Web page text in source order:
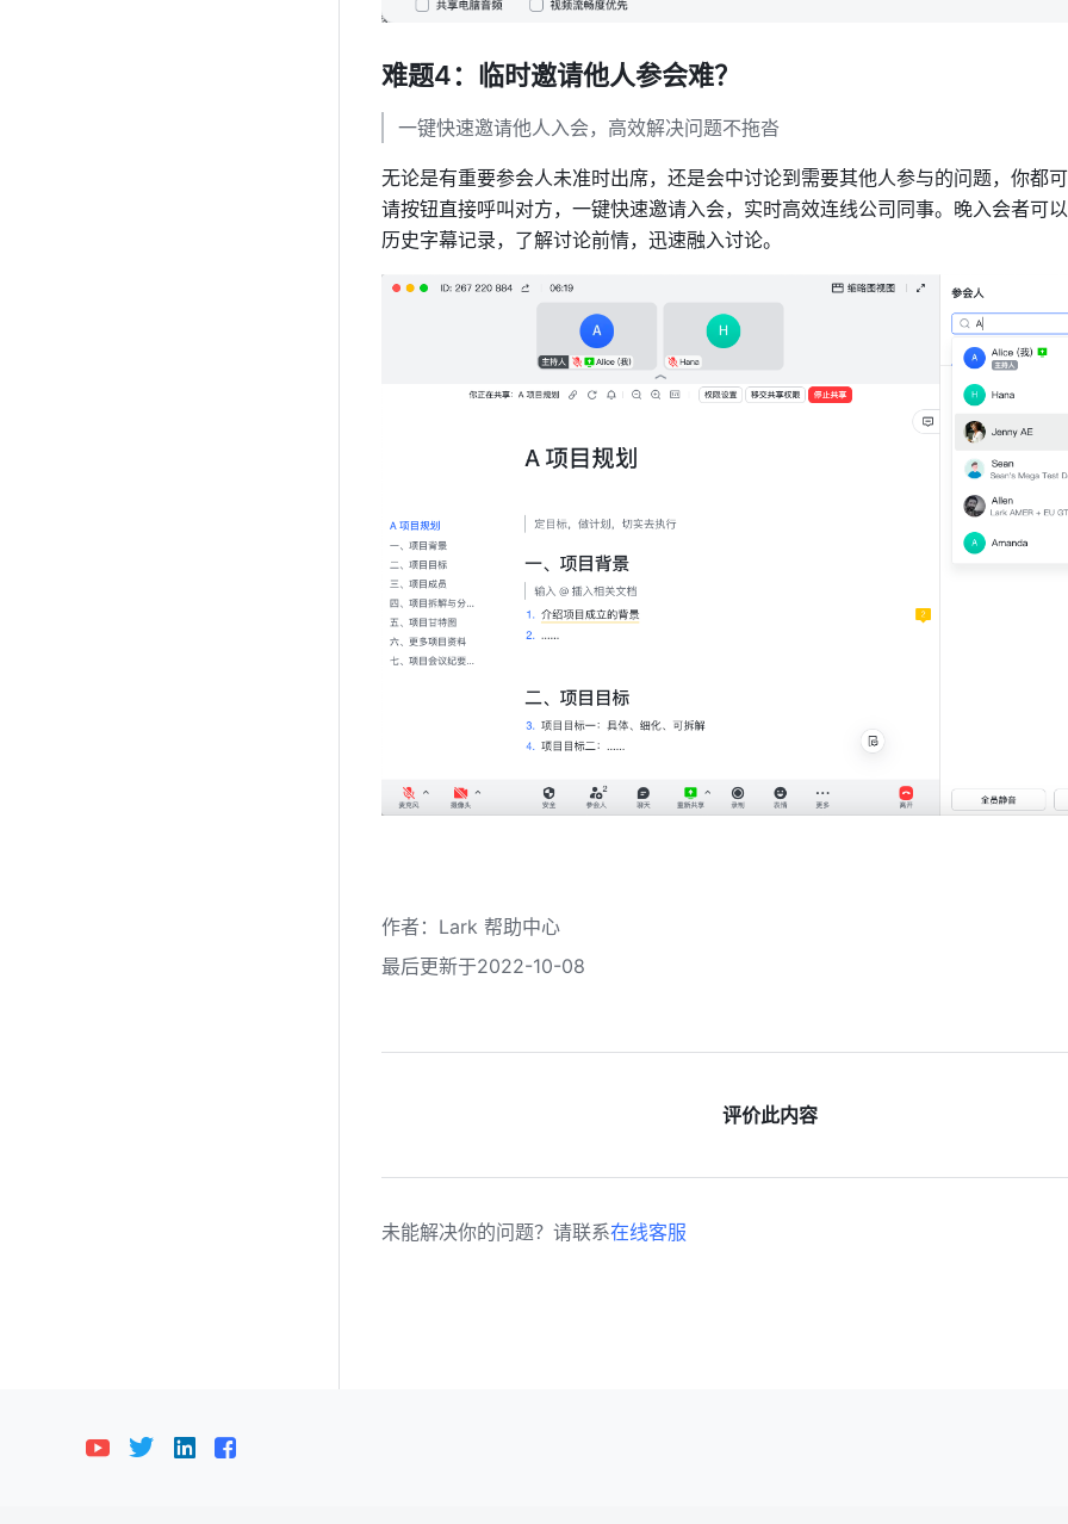
难题4：临时邀请他人参会难？
一键快速邀请他人入会，高效解决问题不拖沓
无论是有重要参会人未准时出席，还是会中讨论到需要其他人参与的问题，你都
请按钮直接呼叫对方，一键快速邀请入会，实时高效连线公司同事。晚入会者可
历史字幕记录，了解讨论前情，迅速融入讨论。
作者 ： Lark 帮助中心
最后更新于2022-10-08
评价此内容
未能解决你的问题？请联系在线客服